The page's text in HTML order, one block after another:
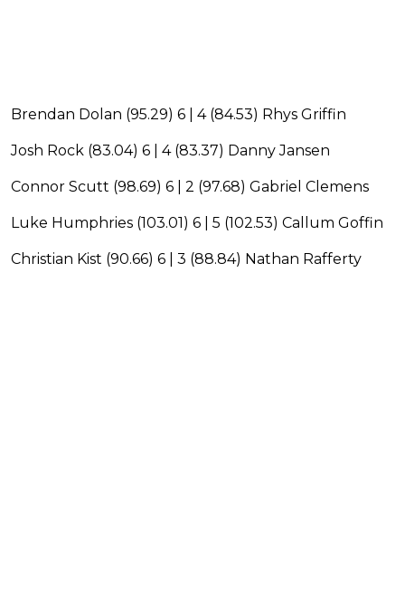
Brendan Dolan (95.29) 6 | 4 (84.53) Rhys Griffin
Josh Rock (83.04) 6 | 4 (83.37) Danny Jansen
Connor Scutt (98.69) 6 | 2 (97.68) Gabriel Clemens
Luke Humphries (103.01) 6 | 5 (102.53) Callum Goffin
Christian Kist (90.66) 6 | 3 (88.84) Nathan Rafferty